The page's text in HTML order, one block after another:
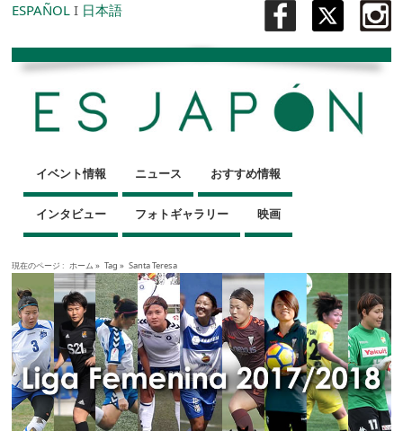
ESPAÑOL I 日本語
イベント情報 ニュース おすすめ情報
インタビュー フォトギャラリー 映画
現在のページ : ホーム » Tag » Santa Teresa